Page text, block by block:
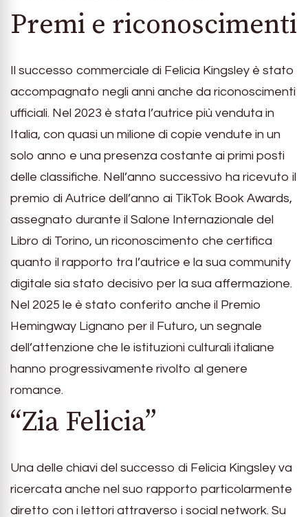
Premi e riconoscimenti
Il successo commerciale di Felicia Kingsley è stato
accompagnato negli anni anche da riconoscimenti
ufficiali. Nel 2023 è stata l’autrice più venduta in
Italia, con quasi un milione di copie vendute in un
solo anno e una presenza costante ai primi posti
delle classifiche. Nell’anno successivo ha ricevuto il
premio di Autrice dell’anno ai TikTok Book Awards,
assegnato durante il Salone Internazionale del
Libro di Torino, un riconoscimento che certifica
quanto il rapporto tra l’autrice e la sua community
digitale sia stato decisivo per la sua affermazione.
Nel 2025 le è stato conferito anche il Premio
Hemingway Lignano per il Futuro, un segnale
dell’attenzione che le istituzioni culturali italiane
hanno progressivamente rivolto al genere
romance.
“Zia Felicia”
Una delle chiavi del successo di Felicia Kingsley va
ricercata anche nel suo rapporto particolarmente
diretto con i lettori attraverso i social network. Su